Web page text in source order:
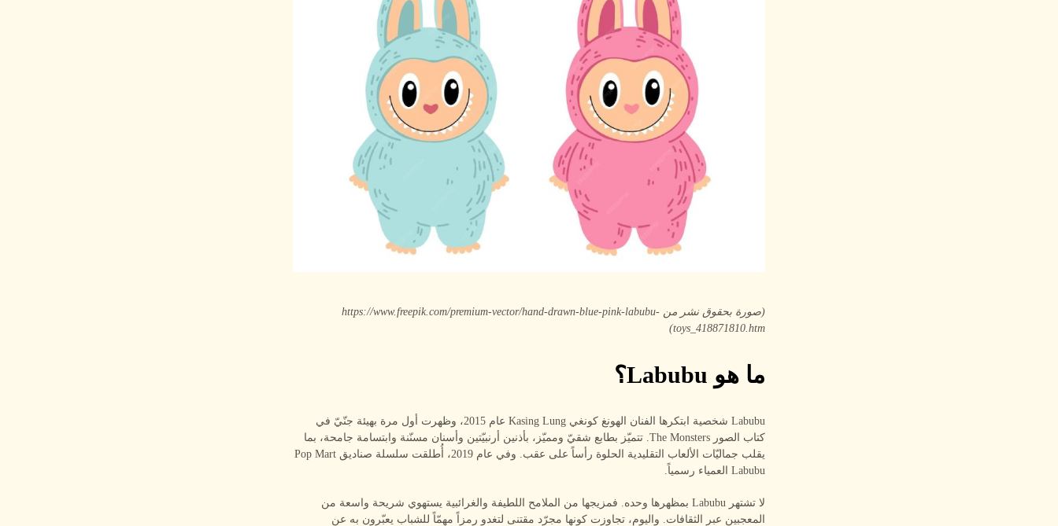
(صورة بحقوق نشر من https://www.freepik.com/premium-vector/hand-drawn-blue-pink-labubu-
toys_418871810.htm)
ما هو Labubu؟
Labubu شخصية ابتكرها الفنان الهونغ كونغي Kasing Lung عام 2015، وظهرت أول مرة بهيئة جنّيّ في
كتاب الصور The Monsters. تتميّز بطابع شقيّ ومميّز، بأذنين أرنبيّتين وأسنان مسنّنة وابتسامة جامحة، بما
يقلب جماليّات الألعاب التقليدية الحلوة رأساً على عقب. وفي عام 2019، أُطلقت سلسلة صناديق Pop Mart
Labubu العمياء رسمياً.
لا تشتهر Labubu بمظهرها وحده. فمزيجها من الملامح اللطيفة والغرائبية يستهوي شريحة واسعة من
المعجبين عبر الثقافات. واليوم، تجاوزت كونها مجرّد مقتنى لتغدو رمزاً مهمّاً للشباب يعبّرون به عن